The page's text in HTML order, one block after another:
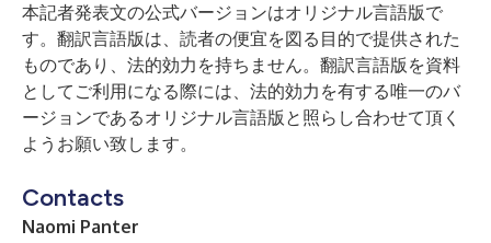
本記者発表文の公式バージョンはオリジナル言語版で
す。翻訳言語版は、読者の便宜を図る目的で提供された
ものであり、法的効力を持ちません。翻訳言語版を資料
としてご利用になる際には、法的効力を有する唯一のバ
ージョンであるオリジナル言語版と照らし合わせて頂く
ようお願い致します。
Contacts
Naomi Panter